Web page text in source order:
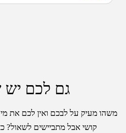
גם לכם
משהו מעיק על לבכם ואין לכם את
קושי אבל מתביישים לשאול?